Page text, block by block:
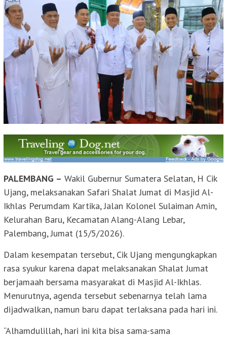
PALEMBANG – Wakil Gubernur Sumatera Selatan, H Cik
Ujang, melaksanakan Safari Shalat Jumat di Masjid Al-
Ikhlas Perumdam Kartika, Jalan Kolonel Sulaiman Amin,
Kelurahan Baru, Kecamatan Alang-Alang Lebar,
Palembang, Jumat (15/5/2026).
Dalam kesempatan tersebut, Cik Ujang mengungkapkan
rasa syukur karena dapat melaksanakan Shalat Jumat
berjamaah bersama masyarakat di Masjid Al-Ikhlas.
Menurutnya, agenda tersebut sebenarnya telah lama
dijadwalkan, namun baru dapat terlaksana pada hari ini.
“Alhamdulillah, hari ini kita bisa sama-sama